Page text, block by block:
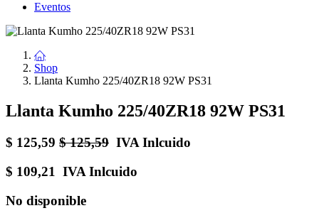
Eventos
Shop
Llanta Kumho 225/40ZR18 92W PS31
Llanta Kumho 225/40ZR18 92W PS31
$ 125,59 $125,59 IVA Inlcuido
$ 109,21
IVA Inlcuido
No disponible